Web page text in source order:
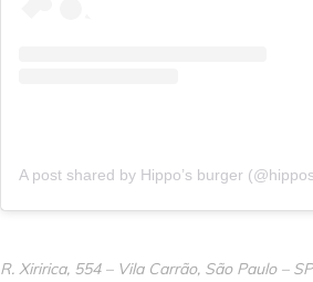
A post shared by Hippo’s burger
R. Xiririca, 554 – Vila Carrão, São Paulo – SP